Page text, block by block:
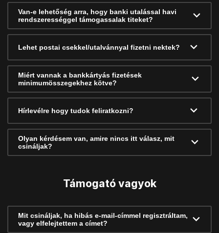
Van-e lehetőség arra, hogy banki utalással havi
rendszerességgel támogassalak titeket?
Lehet postai csekkel/utalvánnyal fizetni nektek?
Miért vannak a bankkártyás fizetések
minimumösszegekhez kötve?
Hírlevélre hogy tudok feliratkozni?
Olyan kérdésem van, amire nincs itt válasz, mit
csináljak?
Támogató vagyok
Mit csináljak, ha hibás e-mail-címmel regisztráltam,
vagy elfelejtettem a címet?